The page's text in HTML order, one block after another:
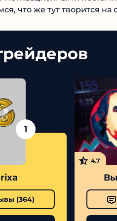
что же тут творится на
1
( 364)
4.7